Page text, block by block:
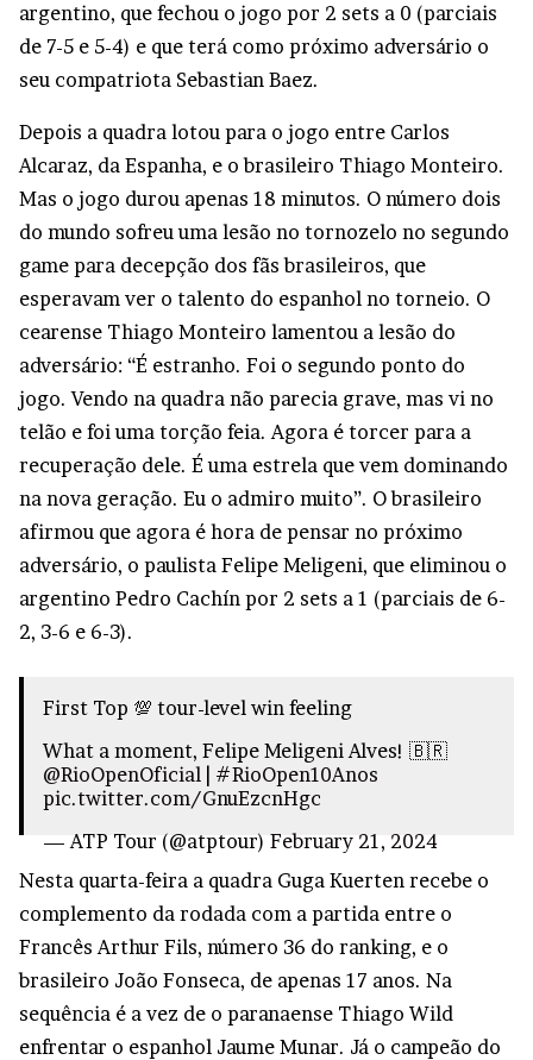
argentino, que fechou o jogo por 2 sets a 0 (parciais
de 7-5 e 5-4) e que terá como próximo adversário o
seu compatriota Sebastian Baez.
Depois a quadra lotou para o jogo entre Carlos
Alcaraz, da Espanha, e o brasileiro Thiago Monteiro.
Mas o jogo durou apenas 18 minutos. O número dois
do mundo sofreu uma lesão no tornozelo no segundo
game para decepção dos fãs brasileiros, que
esperavam ver o talento do espanhol no torneio. O
cearense Thiago Monteiro lamentou a lesão do
adversário: “É estranho. Foi o segundo ponto do
jogo. Vendo na quadra não parecia grave, mas vi no
telão e foi uma torção feia. Agora é torcer para a
recuperação dele. É uma estrela que vem dominando
na nova geração. Eu o admiro muito”. O brasileiro
afirmou que agora é hora de pensar no próximo
adversário, o paulista Felipe Meligeni, que eliminou o
argentino Pedro Cachín por 2 sets a 1 (parciais de 6-
2, 3-6 e 6-3).
First Top 💯 tour-level win feeling
What a moment, Felipe Meligeni Alves! 🇧🇷
@RioOpenOficial
#RioOpen10Anos
pic.twitter.com/GnuEzcnHgc
— ATP Tour (@atptour) February 21, 2024
Nesta quarta-feira a quadra Guga Kuerten recebe o
complemento da rodada com a partida entre o
Francês Arthur Fils, número 36 do ranking, e o
brasileiro João Fonseca, de apenas 17 anos. Na
sequência é a vez de o paranaense Thiago Wild
enfrentar o espanhol Jaume Munar. Já o campeão do